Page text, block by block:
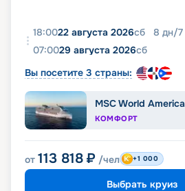
18:0022 августа 2026сб 8 дн/7
07:0029 августа 2026сб
Вы посетите 3 страны:
MSC World America
КОМФОРТ
от 113 818 ₽ /чел +1 000
Выбрать круиз